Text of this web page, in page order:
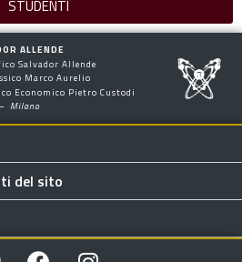
STUDENTI
ALLENDE
Salvador Allende
Marco Aurelio
Economico Pietro Custodi
Milano
del sito